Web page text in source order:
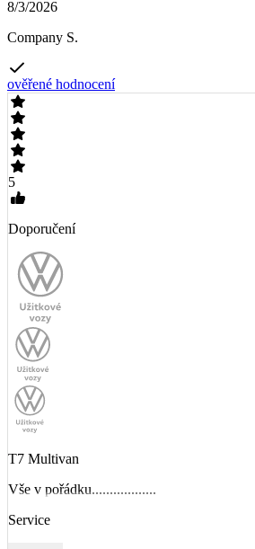
8/3/2026
Company S.
ověřené hodnocení
5
Doporučení
T7 Multivan
Vše v pořádku..................
Service